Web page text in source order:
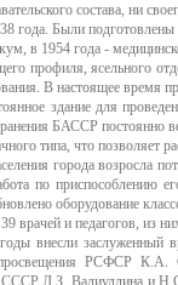
состава, ни
года. Были
в 1954 года -
профиля, ясельного
В настоящее время
здание для
БАССР постоянно
типа, что позволяет
города возросла
по приспособлению
оборудование
врачей и педагогов,
годы внесли
РСФСР К.А.
СССР Л.З. Валиуллина